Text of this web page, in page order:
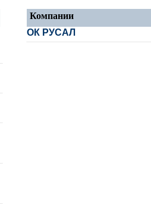
Компании
ОК РУСАЛ